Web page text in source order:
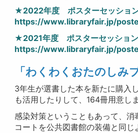
★2022年度 ポスターセッショ
https://www.libraryfair.jp/
★2021年度 ポスターセッショ
https://www.libraryfair.jp/
「わくわくおたのしみ
3年生が選書した本を新たに購入
も活用したりして、164冊用意し
感染対策ということもあって、消
コートを公共図書館の装備と同じ